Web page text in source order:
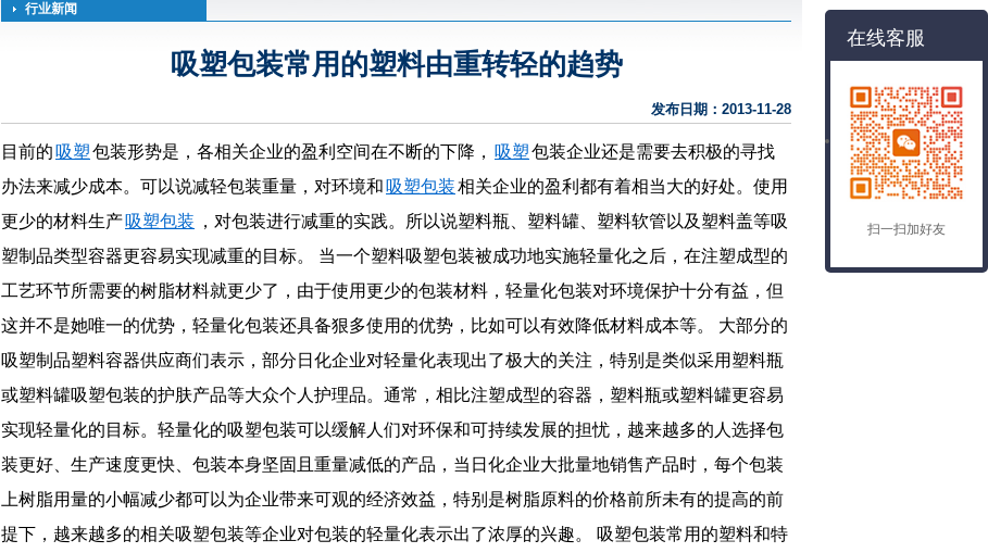
行业新闻
吸塑包装常用的塑料由重转轻的趋势
发布日期：2013-11-28
目前的 吸塑包装形势是，各相关企业的盈利空间在不断的下降， 吸塑包装企业还是需要去积极的寻找
办法来减少成本。可以说减轻包装重量，对环境和 吸塑包装相关企业的盈利都有着相当大的好处。使用
更少的材料生产吸塑包装 ，对包装进行减重的实践。所以说塑料瓶、塑料罐、塑料软管以及塑料盖等吸
塑制品类型容器更容易实现减重的目标。
当一个塑料吸塑包装被成功地实施轻量化之后，在注塑成型的
工艺环节所需要的树脂材料就更少了，由于使用更少的包装材料，轻量化包装对环境保护十分有益，但
这并不是她唯一的优势，轻量化包装还具备狠多使用的优势，比如可以有效降低材料成本等。
大部分的
吸塑制品塑料容器供应商们表示，部分日化企业对轻量化表现出了极大的关注，特别是类似采用塑料瓶
或塑料罐吸塑包装的护肤产品等大众个人护理品。通常，相比注塑成型的容器，塑料瓶或塑料罐更容易
实现轻量化的目标。轻量化的吸塑包装可以缓解人们对环保和可持续发展的担忧，越来越多的人选择包
装更好、生产速度更快、包装本身坚固且重量减低的产品，当日化企业大批量地销售产品时，每个包装
上树脂用量的小幅减少都可以为企业带来可观的经济效益，特别是树脂原料的价格前所未有的提高的前
提下，越来越多的相关吸塑包装等企业对包装的轻量化表示出了浓厚的兴趣。
吸塑包装常用的塑料和特
在线客服
扫一扫加好友